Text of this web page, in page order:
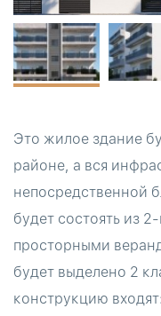
Это жилое здание
районе, а вся
непосредственной
будет состоять из
просторными
будет выделено 2
конструкцию